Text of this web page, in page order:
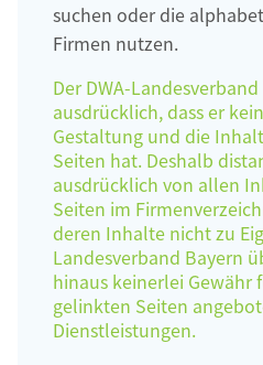
suchen oder die
Firmen nutzen.
Der DWA-
ausdrücklich, dass er
Gestaltung und die
Seiten hat. Deshalb
ausdrücklich von allen
Seiten im
deren Inhalte nicht zu
Landesverband Bayern
hinaus keinerlei Gewähr
gelinkten Seiten
Dienstleistungen.